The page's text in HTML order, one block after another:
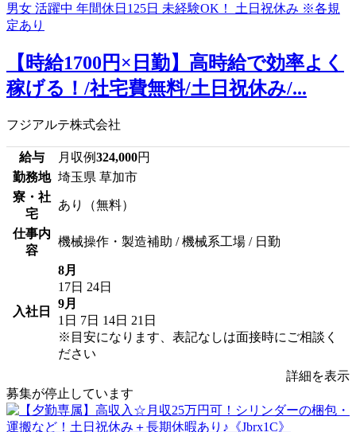
【時給1700円×日勤】高時給で効率よく
稼げる！/社宅費無料/土日祝休み/...
フジアルテ株式会社
給与 月収例324,000円
勤務地 埼玉県 草加市
寮・社
宅
あり（無料）
仕事内
容
機械操作・製造補助 / 機械系工場 / 日勤
入社日
8月
17日 24日
9月
1日 7日 14日 21日
※目安になります、表記なしは面接時にご相談く
ださい
詳細を表示
募集が停止しています